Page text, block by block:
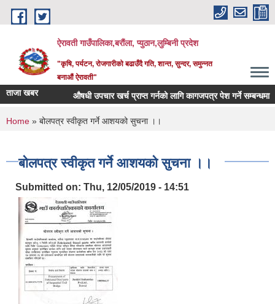
Skip to main content
ऐरावती गाउँपालिका,बरौंला, प्युठान,लुम्बिनी प्रदेश
"कृषि, पर्यटन, रोजगारीको बढाउँदै गति, शान्त, सुन्दर, समुन्नत
बनाऔं ऐरावती"
ताजा खबर औषधी उपचार खर्च प्राप्त गर्नको लागि कागजपत्र पेश गर्ने सम्बन्धमा ।
You are here
Home » बोलपत्र स्वीकृत गर्ने आशयको सुचना ।।
बोलपत्र स्वीकृत गर्ने आशयको सुचना ।।
Submitted on: Thu, 12/05/2019 - 14:51